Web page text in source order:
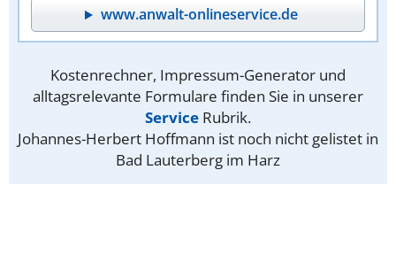
www.anwalt-onlineservice.de
Kostenrechner, Impressum-Generator und
alltagsrelevante Formulare finden Sie in unserer
Service Rubrik.
Johannes-Herbert Hoffmann ist noch nicht gelistet in
Bad Lauterberg im Harz